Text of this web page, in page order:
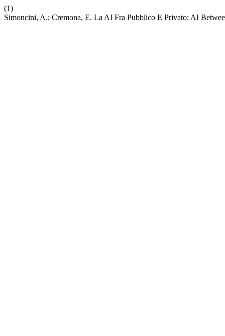
(1)
Simoncini, A.; Cremona, E. La AI Fra Pubblico E Privato: AI